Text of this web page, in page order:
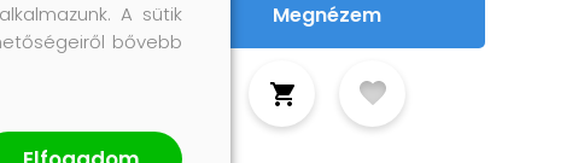
Megnézem
A sütik
bővebb